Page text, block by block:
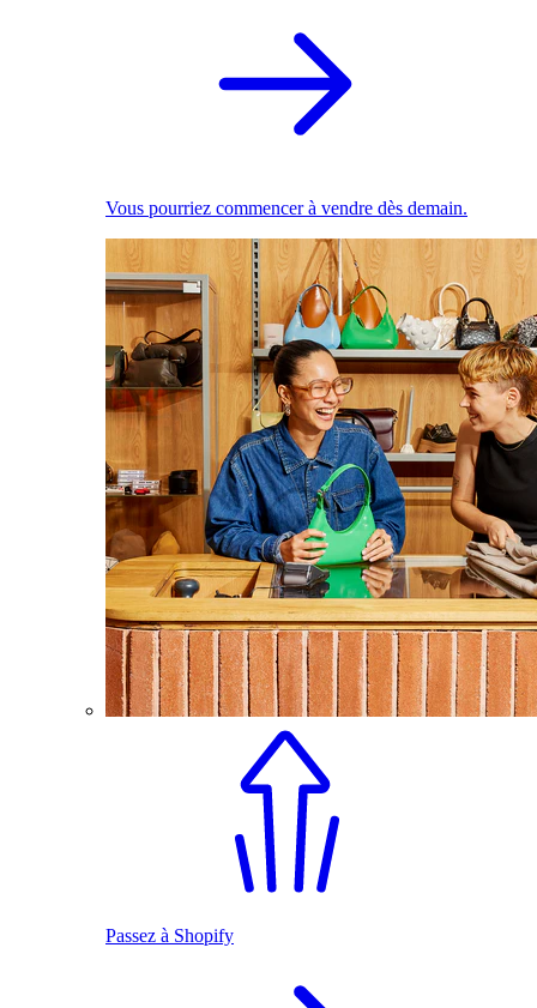
Vous pourriez commencer à vendre dès demain.
Passez à Shopify